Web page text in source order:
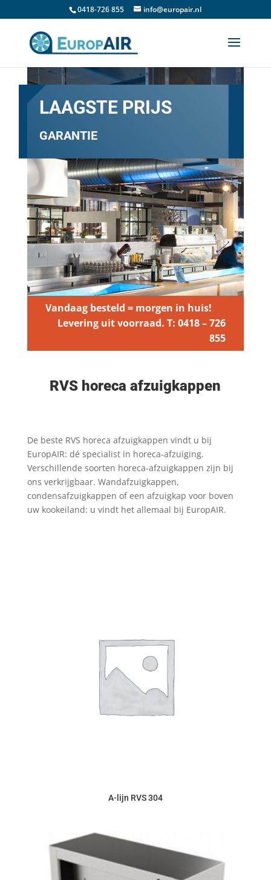
0418-726 855 info@europair.nl
LAAGSTE PRIJS
GARANTIE
Vandaag besteld = morgen in huis!
Levering uit voorraad. T: 0418 – 726
855
RVS horeca afzuigkappen
De beste RVS horeca afzuigkappen vindt u bij
EuropAIR: dé specialist in horeca-afzuiging.
Verschillende soorten horeca-afzuigkappen zijn bij
ons verkrijgbaar. Wandafzuigkappen,
condensafzuigkappen of een afzuigkap voor boven
uw kookeiland: u vindt het allemaal bij EuropAIR.
A-lijn RVS 304